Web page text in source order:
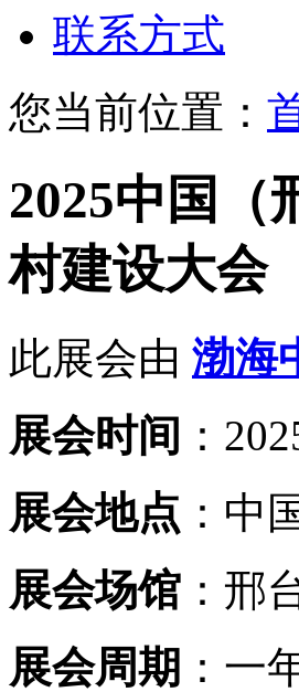
联系方式
您当前位置：
2025中国（
村建设大会
此展会由 渤海
展会时间 ：
展会地点 ：中
展会场馆 ：邢
展会周期 ：一